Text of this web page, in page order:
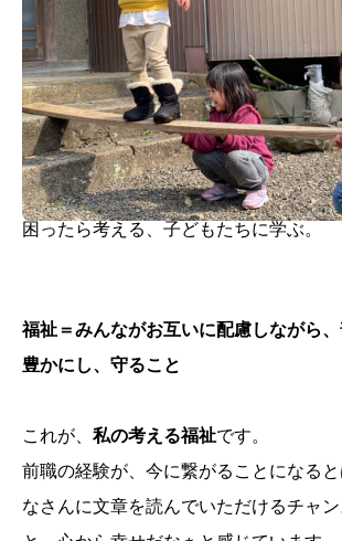
困ったら考える、子どもたちに学ぶ。
福祉＝みんながお互いに配慮しながら
豊かにし、守ること
これが、 私の考える福祉です。
前職の経験が、今に繋がることになる
なさんに文章を読んでいただけるチャ